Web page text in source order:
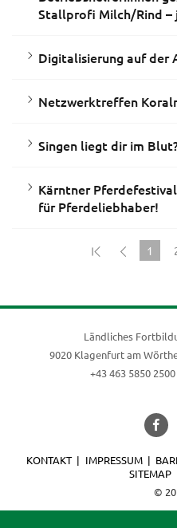
Stallprofi Milch/Rind
Digitalisierung auf der
Netzwerktreffen
Singen liegt dir im
Kärntner
für Pferdeliebhaber!
1
Ländliches
9020 Klagenfurt am
+43 463 5850 2500
©
KONTAKT IMPRESSUM
SITEMAP